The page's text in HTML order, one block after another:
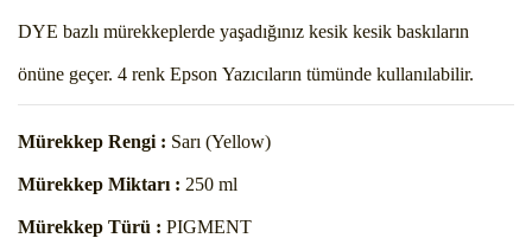
DYE bazlı mürekkeplerde yaşadığınız kesik kesik baskıların
önüne geçer. 4 renk Epson Yazıcıların tümünde kullanılabilir.
Mürekkep Rengi : Sarı (Yellow)
Mürekkep Miktarı : 250 ml
Mürekkep Türü : PIGMENT